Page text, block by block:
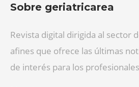
Sobre geriatricarea
Revista digital dirigida al sector
afines que ofrece las últimas
de interés para los